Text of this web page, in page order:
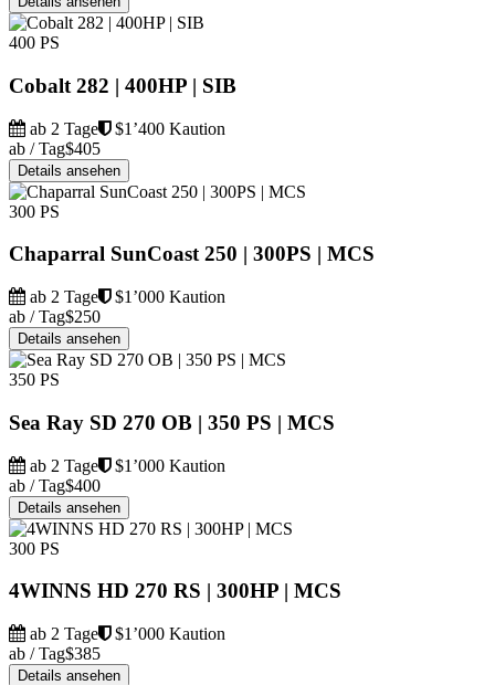
400 PS
Cobalt 282 | 400HP | SIB
ab 2 Tage
$1’400 Kaution
ab / Tag$405
Details ansehen
300 PS
Chaparral SunCoast 250 | 300PS | MCS
ab 2 Tage
$1’000 Kaution
ab / Tag$250
Details ansehen
350 PS
Sea Ray SD 270 OB | 350 PS | MCS
ab 2 Tage
$1’000 Kaution
ab / Tag$400
Details ansehen
300 PS
4WINNS HD 270 RS | 300HP | MCS
ab 2 Tage
$1’000 Kaution
ab / Tag$385
Details ansehen